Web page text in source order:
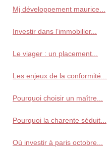
Mj développement maurice...
Investir dans l’immobilier...
Le viager : un placement...
Les enjeux de la conformité...
Pourquoi choisir un maître...
Pourquoi la charente séduit...
Où investir à paris octobre...